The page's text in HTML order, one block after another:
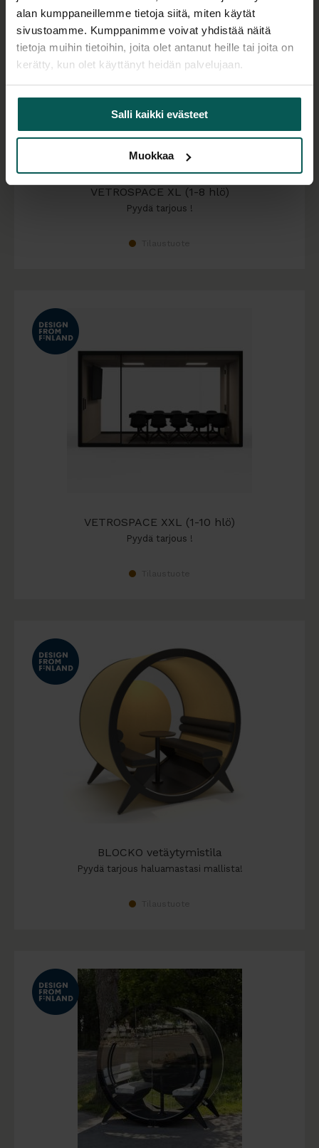
alan kumppaneillemme tietoja siitä, miten käytät
sivustoamme. Kumppanimme voivat yhdistää näitä
tietoja muihin tietoihin, joita olet antanut heille tai joita on
kerätty, kun olet käyttänyt heidän palvelujaan.
Salli kaikki evästeet
Muokkaa
VETROSPACE XL (1-8 hlö)
Pyydä tarjous !
VETROSPACE XXL (1-10 hlö)
Pyydä tarjous !
BLOCKO vetäytymistila
Pyydä tarjous haluamastasi mallista!